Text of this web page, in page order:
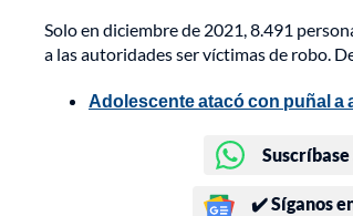
Solo en diciembre de 2021, 8.491
a las autoridades ser víctimas de robo.
Adolescente atacó con puñal a
✔️ Síganos